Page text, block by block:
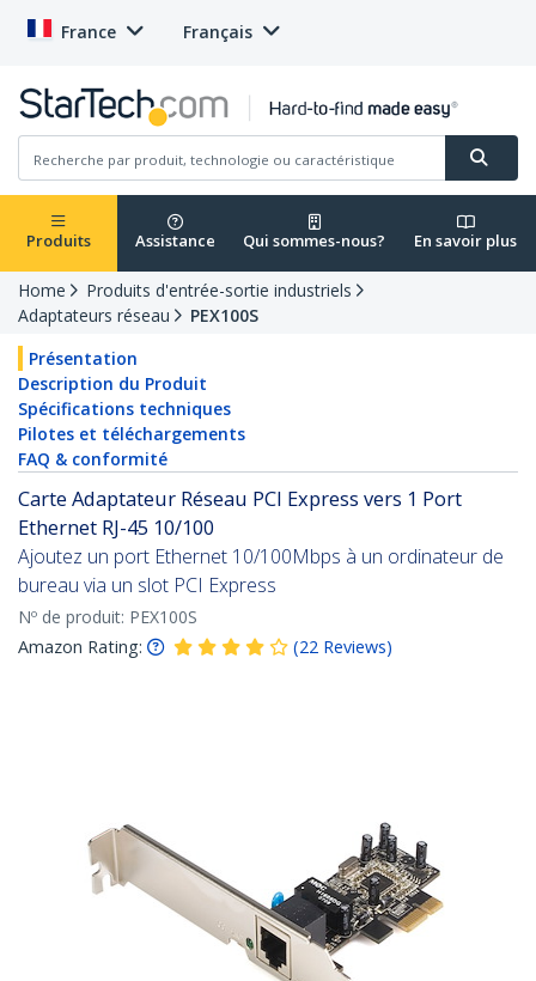
France Français
Produits Assistance Qui sommes-nous? En savoir plus
Home
Produits d'entrée-sortie industriels
Adaptateurs réseau
PEX100S
Présentation
Description du Produit
Spécifications techniques
Pilotes et téléchargements
FAQ & conformité
Carte Adaptateur Réseau PCI Express vers 1 Port
Ethernet RJ-45 10/100
Ajoutez un port Ethernet 10/100Mbps à un ordinateur de
bureau via un slot PCI Express
Nº de produit: PEX100S
Amazon Rating:
(22 Reviews)